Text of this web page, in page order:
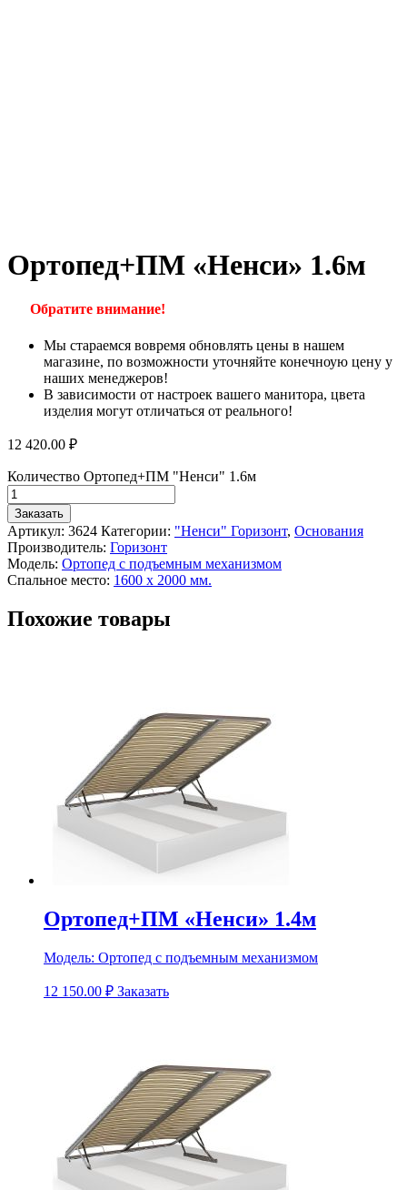
Ортопед+ПМ «Ненси» 1.6м
Обратите внимание!
Мы стараемся вовремя обновлять цены в нашем
магазине, по возможности уточняйте конечноую цену у
наших менеджеров!
В зависимости от настроек вашего манитора, цвета
изделия могут отличаться от реального!
12 420.00 ₽
Количество Ортопед+ПМ "Ненси" 1.6м
Заказать
Артикул: 3624 Категории: "Ненси" Горизонт, Основания
Производитель: Горизонт
Модель: Ортопед с подъемным механизмом
Спальное место: 1600 х 2000 мм.
Похожие товары
Ортопед+ПМ «Ненси» 1.4м
Модель: Ортопед с подъемным механизмом
12 150.00 ₽ Заказать